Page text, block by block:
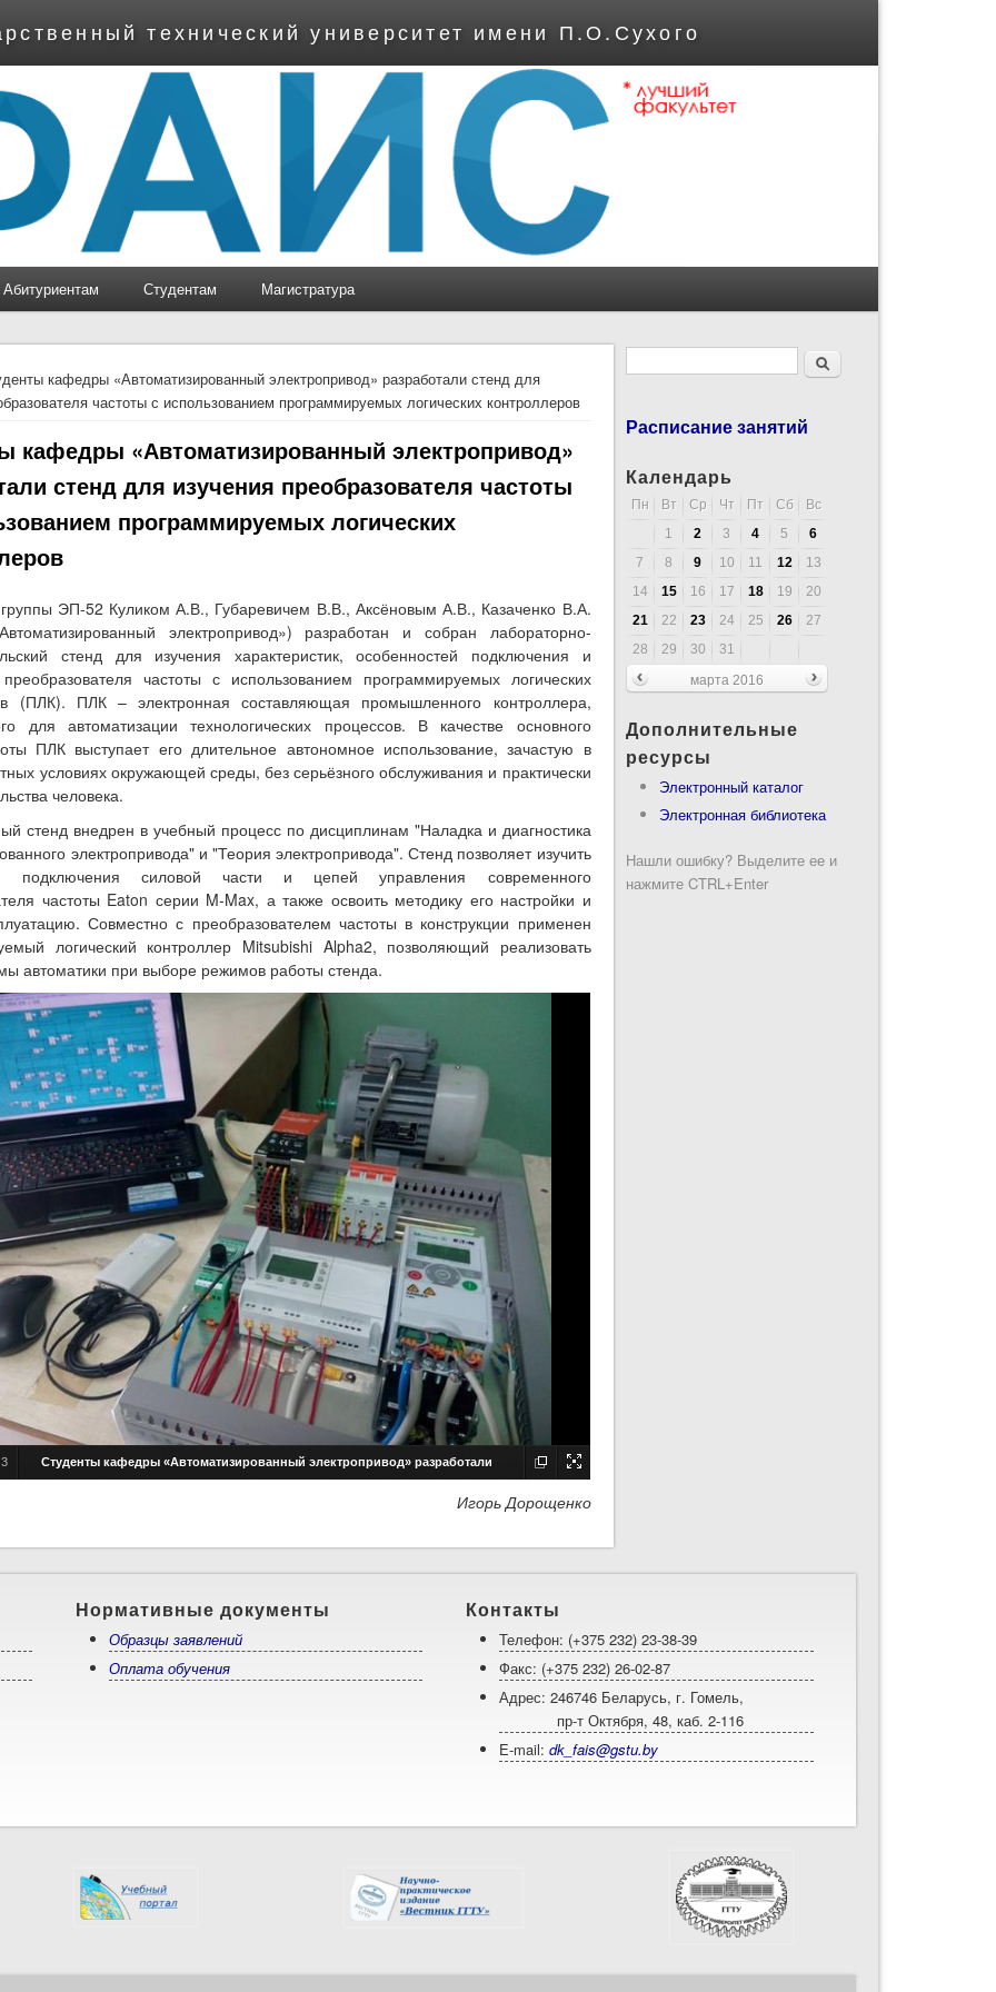
технический университет имени П.О.Сухого
Абитуриентам Студентам Магистратура
кафедры «Автоматизированный электропривод» разработали стенд для
частоты с использованием программируемых логических контроллеров
кафедры «Автоматизированный электропривод»
стенд для изучения преобразователя частоты
программируемых логических
ЭП-52 Куликом А.В., Губаревичем В.В., Аксёновым А.В., Казаченко В.А.
электропривод») разработан и собран лабораторно-
стенд для изучения характеристик, особенностей подключения и
частоты с использованием программируемых логических
(ПЛК). ПЛК – электронная составляющая промышленного контроллера,
для автоматизации технологических процессов. В качестве основного
ПЛК выступает его длительное автономное использование, зачастую в
условиях окружающей среды, без серьёзного обслуживания и практически
человека.
стенд внедрен в учебный процесс по дисциплинам "Наладка и диагностика
электропривода" и "Теория электропривода". Стенд позволяет изучить
подключения силовой части и цепей управления современного
частоты Eaton серии M-Max, а также освоить методику его настройки и
Совместно с преобразователем частоты в конструкции применен
логический контроллер Mitsubishi Alpha2, позволяющий реализовать
автоматики при выборе режимов работы стенда.
3 Студенты кафедры «Автоматизированный электропривод» разработали
Игорь Дорощенко
Форма поискаПоиск
Расписание занятий
Календарь
Пн Вт Ср Чт Пт Сб
Вс
1
2 3 4 5
6
7
8 9 10 11 12
13
14
15 16 17 18 19
20
21
22 23 24 25 26
27
28
29 30
31
марта 2016
Дополнительные
ресурсы
Электронный каталог
Электронная библиотека
Нашли ошибку? Выделите ее и
нажмите CTRL+Enter
Нормативные документы
Образцы заявлений
Оплата обучения
Контакты
Телефон: (+375 232) 23-38-39
Факс: (+375 232) 26-02-87
Адрес: 246746 Беларусь, г. Гомель,
пр-т Октября, 48, каб. 2-116
E-mail: dk_fais@gstu.by